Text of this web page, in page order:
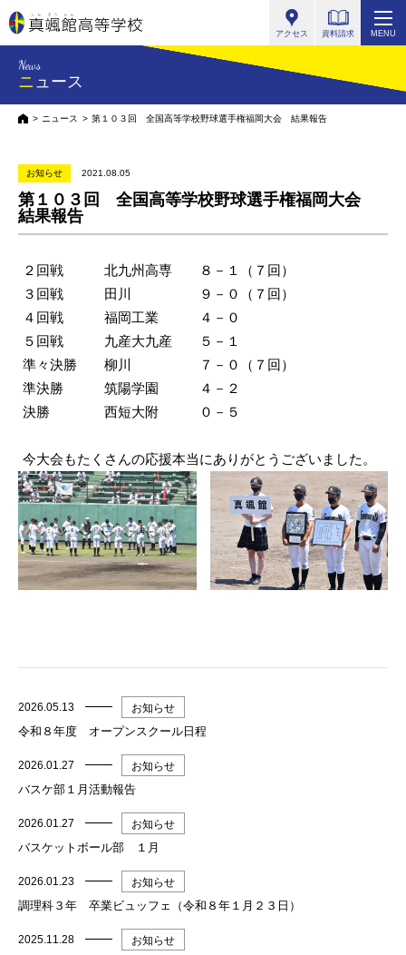
アクセス 資料請求 MENU
News
ニュース
HOMEニュース 第１０３回 全国高等学校野球選手権福岡大会 結果報告
お知らせ 2021.08.05
第１０３回 全国高等学校野球選手権福岡大会
結果報告
２回戦 北九州高専 ８－１（７回）
３回戦 田川 ９－０（７回）
４回戦 福岡工業 ４－０
５回戦 九産大九産 ５－１
準々決勝 柳川 ７－０（７回）
準決勝 筑陽学園 ４－２
決勝 西短大附 ０－５
今大会もたくさんの応援本当にありがとうございました。
2026.05.13 お知らせ
令和８年度 オープンスクール日程
2026.01.27 お知らせ
バスケ部１月活動報告
2026.01.27 お知らせ
バスケットボール部 １月
2026.01.23 お知らせ
調理科３年 卒業ビュッフェ（令和８年１月２３日）
2025.11.28 お知らせ